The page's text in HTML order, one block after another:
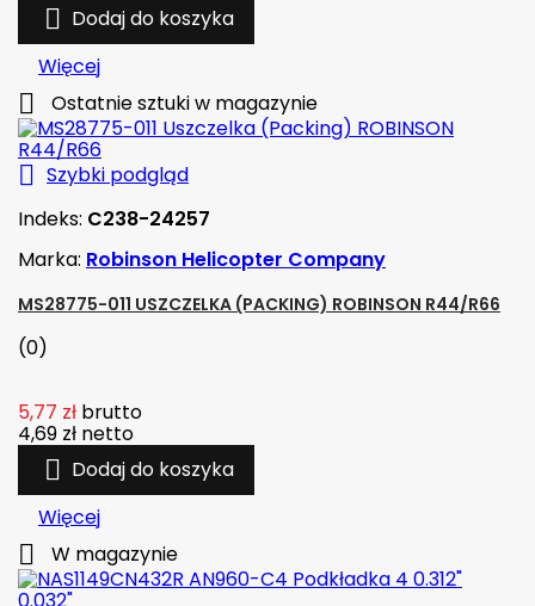
 Dodaj do koszyka
Więcej
 Ostatnie sztuki w magazynie
 Szybki podgląd
Indeks: C238-24257
Marka: Robinson Helicopter Company
MS28775-011 USZCZELKA (PACKING) ROBINSON R44/R66
(0)
5,77 zł brutto
4,69 zł netto
 Dodaj do koszyka
Więcej
 W magazynie